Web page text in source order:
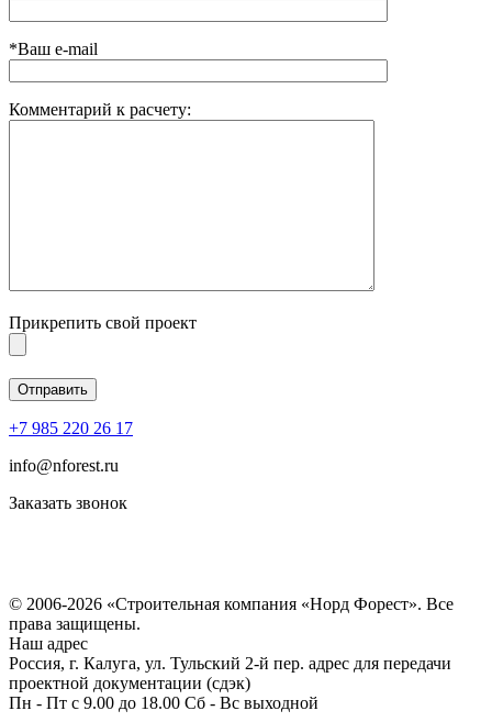
*Ваш e-mail
Комментарий к расчету:
Прикрепить свой проект
+7 985 220 26 17
info@nforest.ru
Заказать звонок
© 2006-2026 «Строительная компания «Норд Форест». Все
права защищены.
Наш адрес
Россия, г. Калуга, ул. Тульский 2-й пер. адрес для передачи
проектной документации (сдэк)
Пн - Пт с 9.00 до 18.00 Сб - Вс выходной